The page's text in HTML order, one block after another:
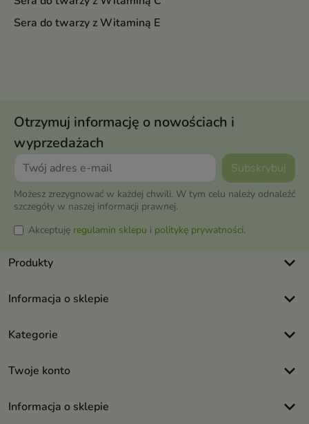
Sera do twarzy z Witaminą E
Otrzymuj informację o nowościach i
wyprzedażach
Możesz zrezygnować w każdej chwili. W tym celu należy odnaleźć
szczegóły w naszej informacji prawnej.
Akceptuję regulamin sklepu i politykę prywatności.
Produkty keyboard_arrow_down
Informacja o sklepie keyboard_arrow_down
Kategorie keyboard_arrow_down
Twoje konto keyboard_arrow_down
Informacja o sklepie keyboard_arrow_down